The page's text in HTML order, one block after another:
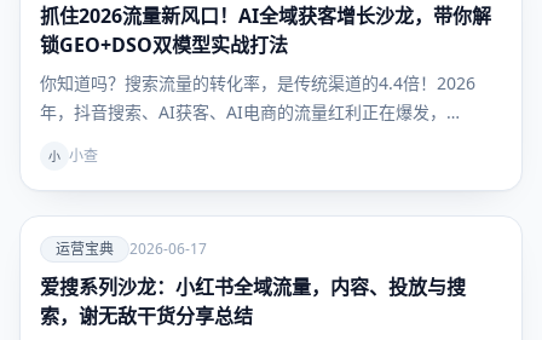
运营宝
典
抓住2026流量新风口！AI全域获客增长沙龙，带你解
锁GEO+DSO双模型实战打法
你知道吗？搜索流量的转化率，是传统渠道的4.4倍！2026
年，抖音搜索、AI获客、AI电商的流量红利正在爆发，…
小 小查
爱
运营宝
典
运营宝典 2026-06-17
爱搜系列沙龙：小红书全域流量，内容、投放与搜
索，谢无敌干货分享总结